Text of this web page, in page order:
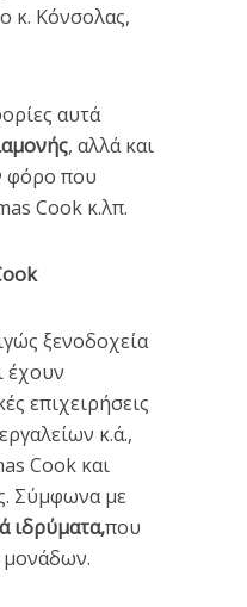
ο κ. Κόνσολας,
αυτά
, αλλά και
φόρο που
Cook κ.λπ.
ξενοδοχεία
έχουν
επιχειρήσεις
κ.ά.,
Cook και
Σύμφωνα με
ιδρύματα,που
μονάδων.